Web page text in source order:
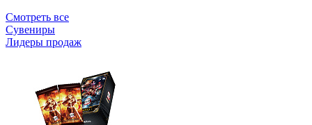
Смотреть все
Сувениры
Лидеры продаж